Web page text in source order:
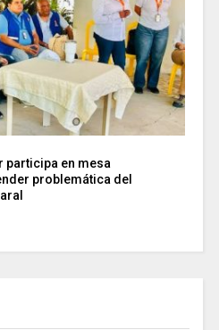
participa en mesa
problemática del